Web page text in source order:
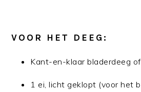
VOOR HET DEEG:
Kant-en-klaar bladerdeeg
1 ei, licht geklopt (voor het